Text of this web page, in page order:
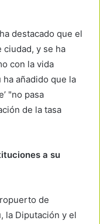
destacado que el
ciudad, y se ha
con la vida
añadido que la
"no pasa
de la tasa
a su
de
la Diputación y el